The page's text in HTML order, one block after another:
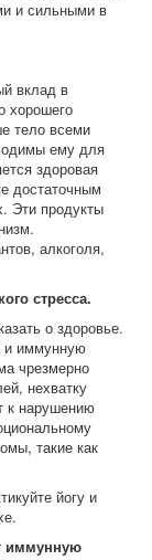
и сильными в
вклад в
хорошего
тело всеми
ему для
здоровая
достаточным
Эти продукты
алкоголя,
стресса.
о здоровье.
и иммунную
чрезмерно
нехватку
к нарушению
такие как
йогу и
иммунную